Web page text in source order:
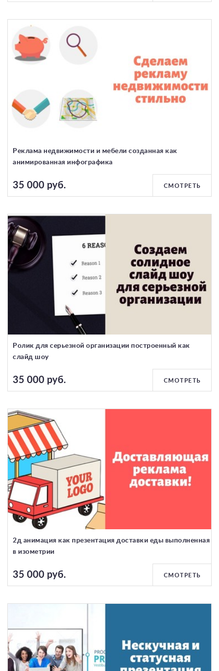
Реклама недвижимости и мебели созданная как
анимированная инфографика
35 000 руб. СМОТРЕТЬ
Ролик для серьезной организации построенный как
слайд шоу
35 000 руб. СМОТРЕТЬ
2д анимация как презентация доставки еды выполненная
в изометрии
35 000 руб. СМОТРЕТЬ